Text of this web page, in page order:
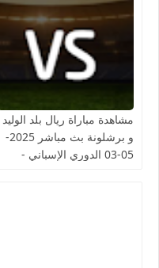
مشاهدة مباراة ريال بلد الوليد
و برشلونة بث مباشر 2025-
05-03 الدوري الإسباني -